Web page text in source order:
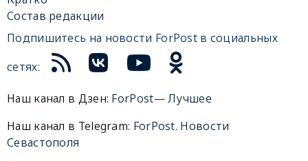
Состав редакции
Подпишитесь на новости ForPost в социальных
сетях:
Наш канал в Дзен: ForPost— Лучшее
Наш канал в Telegram: ForPost. Новости
Севастополя